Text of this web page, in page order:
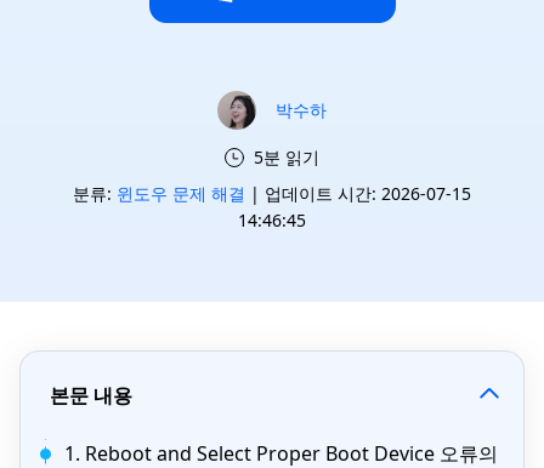
박수하
5분 읽기
분류: 윈도우 문제 해결 | 업데이트 시간: 2026-07-15
14:46:45
본문 내용
1. Reboot and Select Proper Boot Device 오류의